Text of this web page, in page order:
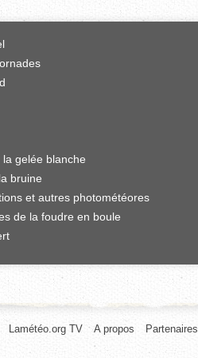
gelée blanche
bruine
et autres photométéores
de la foudre en boule
Partenaires
A propos
Lamétéo.org TV